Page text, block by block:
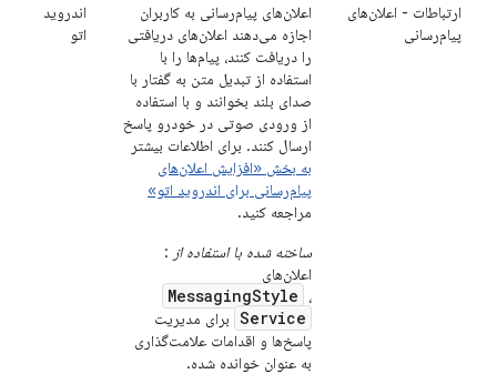
ارتباطات - اعلان‌های
پیام‌رسانی
اعلان‌های پیام‌رسانی به کاربران
اجازه می‌دهند اعلان‌های دریافتی
را دریافت کنند، پیام‌ها را با
استفاده از تبدیل متن به گفتار با
صدای بلند بخوانند و با استفاده
از ورودی صوتی در خودرو پاسخ
ارسال کنند. برای اطلاعات بیشتر
به بخش «افزایش اعلان‌های
پیام‌رسانی برای اندروید اتو»
مراجعه کنید.
ساخته شده با استفاده از :
اعلان‌های
MessagingStyle ،
Service برای مدیریت
پاسخ‌ها و اقدامات علامت‌گذاری
به عنوان خوانده شده.
اندروید
اتو